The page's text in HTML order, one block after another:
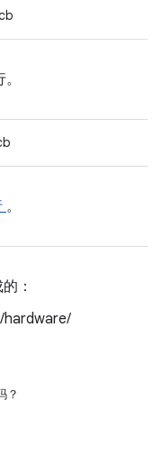
。
：
hardware/
？